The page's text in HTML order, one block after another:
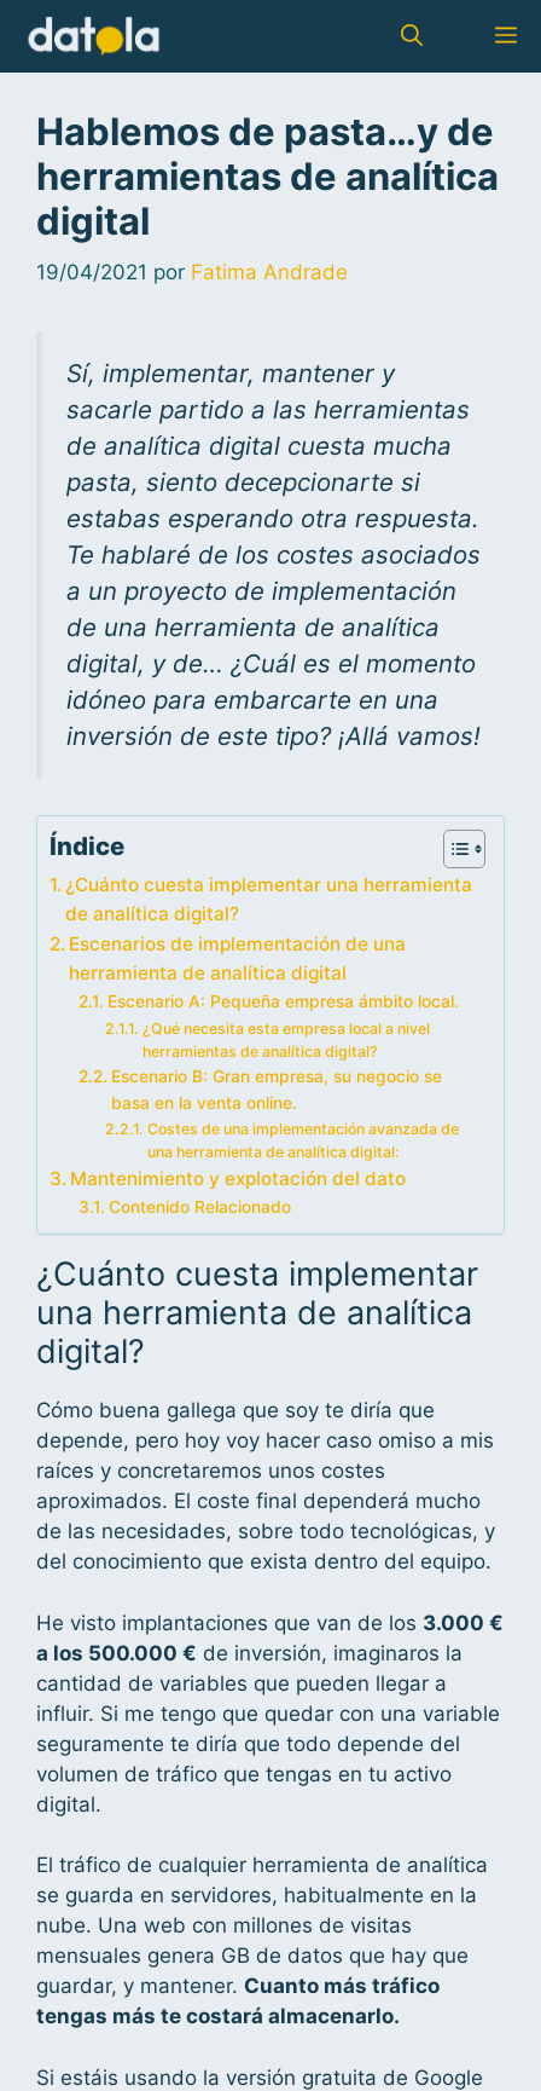
Hablemos de pasta…y de
herramientas de analítica
digital
19/04/2021 por Fatima Andrade
Sí, implementar, mantener y
sacarle partido a las herramientas
de analítica digital cuesta mucha
pasta, siento decepcionarte si
estabas esperando otra respuesta.
Te hablaré de los costes asociados
a un proyecto de implementación
de una herramienta de analítica
digital, y de… ¿Cuál es el momento
idóneo para embarcarte en una
inversión de este tipo? ¡Allá vamos!
Índice
¿Cuánto cuesta implementar una herramienta
de analítica digital?
Escenarios de implementación de una
herramienta de analítica digital
Escenario A: Pequeña empresa ámbito local.
¿Qué necesita esta empresa local a nivel
herramientas de analítica digital?
Escenario B: Gran empresa, su negocio se
basa en la venta online.
Costes de una implementación avanzada de
una herramienta de analítica digital:
Mantenimiento y explotación del dato
Contenido Relacionado
¿Cuánto cuesta implementar
una herramienta de analítica
digital?
Cómo buena gallega que soy te diría que
depende, pero hoy voy hacer caso omiso a mis
raíces y concretaremos unos costes
aproximados. El coste final dependerá mucho
de las necesidades, sobre todo tecnológicas, y
del conocimiento que exista dentro del equipo.
He visto implantaciones que van de los 3.000 €
a los 500.000 € de inversión, imaginaros la
cantidad de variables que pueden llegar a
influir. Si me tengo que quedar con una variable
seguramente te diría que todo depende del
volumen de tráfico que tengas en tu activo
digital.
El tráfico de cualquier herramienta de analítica
se guarda en servidores, habitualmente en la
nube. Una web con millones de visitas
mensuales genera GB de datos que hay que
guardar, y mantener. Cuanto más tráfico
tengas más te costará almacenarlo.
Si estáis usando la versión gratuita de Google